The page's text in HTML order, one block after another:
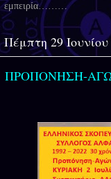
εμπειρία………
Πέμπτη 29 Ιουνίου
ΠΡΟΠΟΝΗΣΗ-